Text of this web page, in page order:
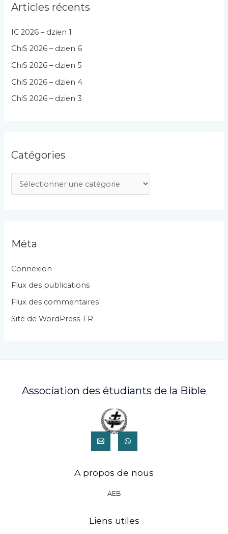
Articles récents
IC 2026 – dzien 1
ChiS 2026 – dzien 6
ChiS 2026 – dzien 5
ChiS 2026 – dzien 4
ChiS 2026 – dzien 3
Catégories
a
g
r
i
e
Méta
Connexion
Flux des publications
Flux des commentaires
Site de WordPress-FR
Association des étudiants de la Bible
A propos de nous
AEB
Liens utiles